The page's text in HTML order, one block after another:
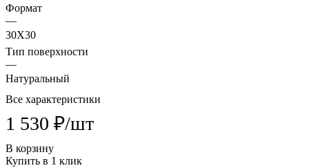
Формат
—
30X30
Тип поверхности
—
Натуральный
Все характеристики
1 530 ₽/шт
В корзину
Купить в 1 клик